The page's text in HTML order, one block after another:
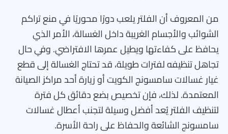
من المعروف أن الفلتر يلعب دورًا محوريًا في منع تراكم
الشوائب والأجسام الغريبة داخل الغسالة، الأمر الذي
يحافظ على كفاءتها ويطيل عمرها الافتراضي. وفي حال
تجاهل تنظيفه لفترات طويلة، قد تحتاج الغسالة إلى قطع
غيار غسالات سامسونج الكويت أو زيارة أحد مراكز الصيانة
المعتمدة. لذلك، فإن تخصيص بضع دقائق كل فترة
لتنظيف الفلتر يُعد أفضل وسيلة لتجنب أعطال غسالات
سامسونج الشائعة والحفاظ على راحة الأسرة.